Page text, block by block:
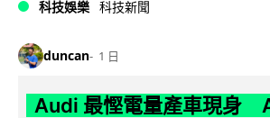
科技娛樂 科技新聞
duncan 1 日
Audi 最慳電量產車現身